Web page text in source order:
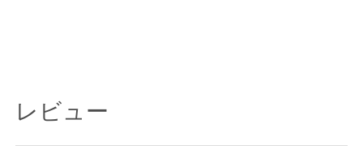
レビュー